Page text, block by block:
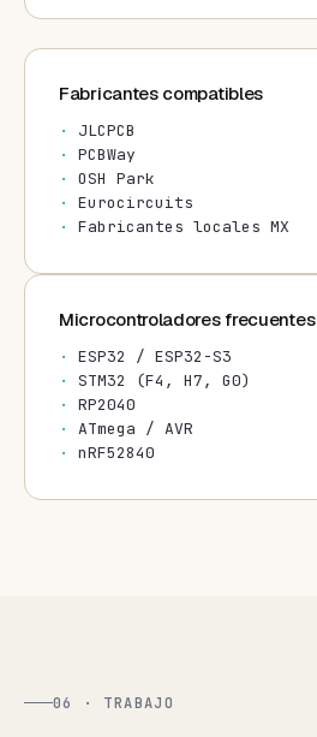
Fabricantes compatibles
JLCPCB
PCBWay
OSH Park
Eurocircuits
Fabricantes locales MX
Microcontroladores frecuentes
ESP32 / ESP32-S3
STM32 (F4, H7, G0)
RP2040
ATmega / AVR
nRF52840
06 · TRABAJO